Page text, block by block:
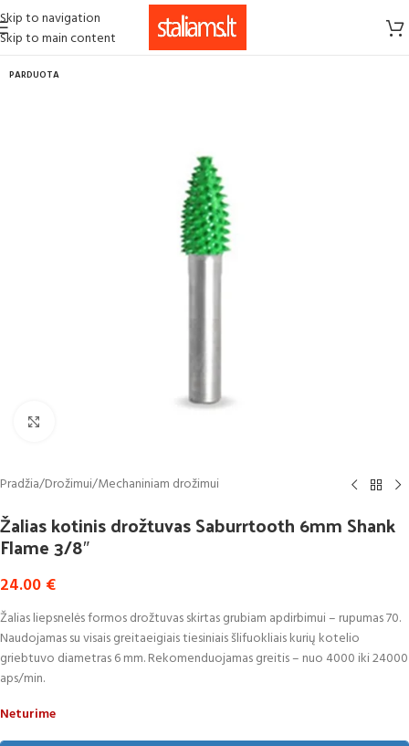
Skip to navigation
Skip to main content
PARDUOTA
Pradžia/Drožimui/Mechaniniam drožimui
Žalias kotinis drožtuvas Saburrtooth 6mm Shank
Flame 3/8″
24.00 €
Žalias liepsnelės formos drožtuvas skirtas grubiam apdirbimui – rupumas 70.
Naudojamas su visais greitaeigiais tiesiniais šlifuokliais kurių kotelio
griebtuvo diametras 6 mm. Rekomenduojamas greitis – nuo 4000 iki 24000
aps/min.
Neturime